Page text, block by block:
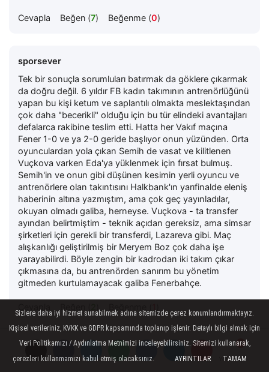
Yorumlar
Yorumlar
Cevapla Beğen (7) Beğenme (0)
sporsever
Tek bir sonuçla sorumluları batırmak da göklere çıkarmak
da doğru değil. 6 yıldır FB kadın takımının antrenörlüğünü
yapan bu kişi ketum ve saplantılı olmakta meslektaşından
çok daha "becerikli" olduğu için bu tür elindeki avantajları
defalarca rakibine teslim etti. Hatta her Vakıf maçına
Fener 1-0 ve ya 2-0 geride başlıyor onun yüzünden. Orta
oyunculardan yola çıkan Semih de vasat ve kilitlenen
Vuçkova varken Eda'ya yüklenmek için fırsat bulmuş.
Semih'in ve onun gibi düşünen kesimin yerli oyuncu ve
antrenörlere olan takıntısını Halkbank'ın yarıfinalde eleniş
haberinin altına yazmıştım, ama çok geç yayınladılar,
okuyan olmadı galiba, herneyse. Vuçkova - ta transfer
ayından belirtmiştim - teknik açıdan gereksiz, ama simsar
şirketleri için gerekli bir transferdi, Lazareva gibi. Maç
alışkanlığı geliştirilmiş bir Meryem Boz çok daha işe
yarayabilirdi. Böyle zengin bir kadrodan iki takım çıkar
çıkmasına da, bu antrenörden sanırım bu yönetim
gitmeden kurtulamayacak galiba Fenerbahçe.
Sizlere daha iyi hizmet sunabilmek adına sitemizde çerez konumlandırmaktayız.
Kişisel verileriniz, KVKK ve GDPR kapsamında toplanıp işlenir. Detaylı bilgi almak için
Veri Politikamızı / Aydınlatma Metnimizi inceleyebilirsiniz. Sitemizi kullanarak,
çerezleri kullanmamızı kabul etmiş olacaksınız.
AYRINTILAR TAMAM